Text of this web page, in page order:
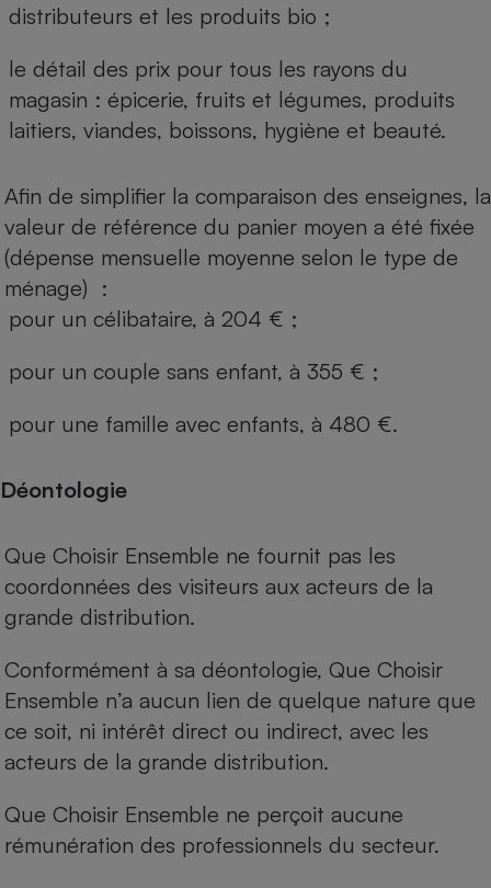
distributeurs et les produits bio ;
le détail des prix pour tous les rayons du
magasin : épicerie, fruits et légumes, produits
laitiers, viandes, boissons, hygiène et beauté.
Afin de simplifier la comparaison des enseignes, la
valeur de référence du panier moyen a été fixée
(dépense mensuelle moyenne selon le type de
ménage) :
pour un célibataire, à 204 € ;
pour un couple sans enfant, à 355 € ;
pour une famille avec enfants, à 480 €.
Déontologie
Que Choisir Ensemble ne fournit pas les
coordonnées des visiteurs aux acteurs de la
grande distribution.
Conformément à sa déontologie, Que Choisir
Ensemble n’a aucun lien de quelque nature que
ce soit, ni intérêt direct ou indirect, avec les
acteurs de la grande distribution.
Que Choisir Ensemble ne perçoit aucune
rémunération des professionnels du secteur.